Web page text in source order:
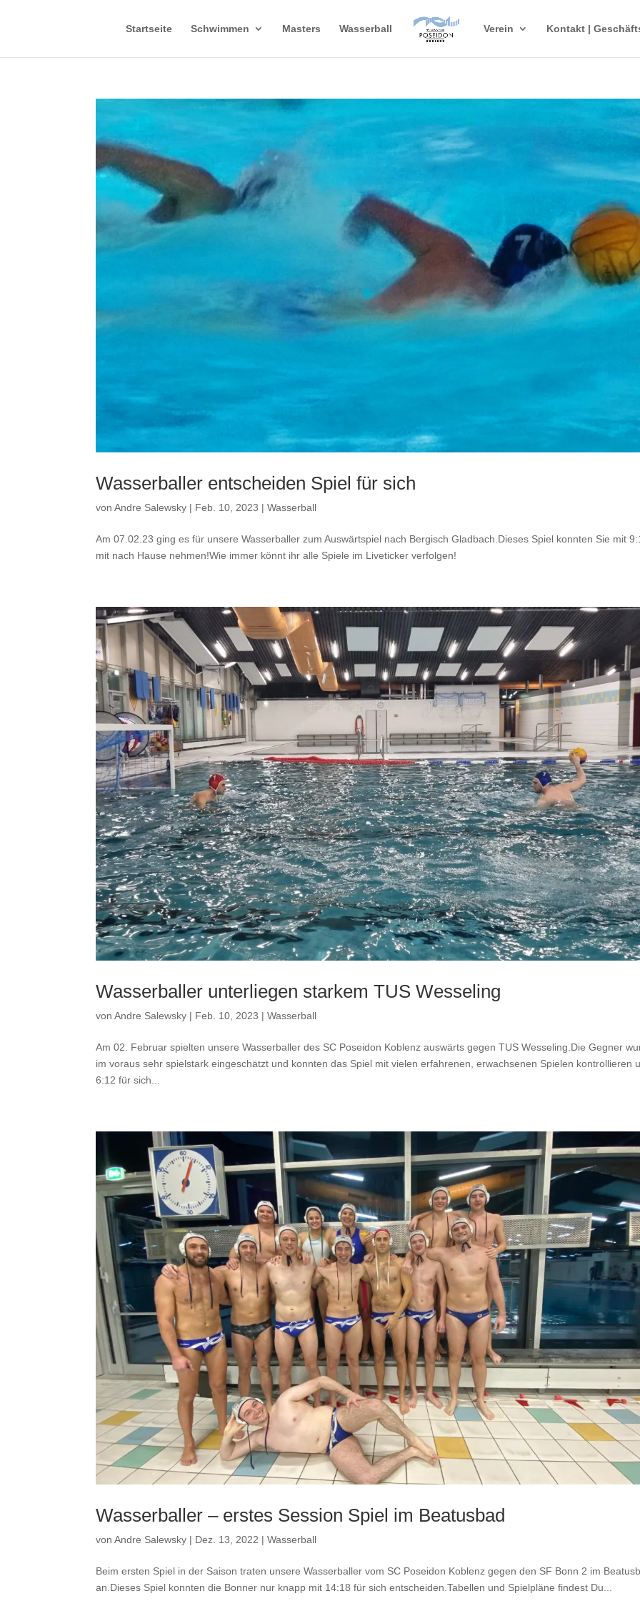
Startseite Schwimmen Masters Wasserball Verein Kontakt |
Wasserballer entscheiden Spiel für sich
vonAndre Salewsky | Feb. 10, 2023 |Wasserball
Am 07.02.23 ging es für unsere Wasserballer zum Auswärtspiel nach Bergisch Gladbach.Dieses Spiel konnten Sie mit
mit nach Hause nehmen!Wie immer könnt ihr alle Spiele im Liveticker verfolgen!
Wasserballer unterliegen starkem TUS Wesseling
vonAndre Salewsky | Feb. 10, 2023 |Wasserball
Am 02. Februar spielten unsere Wasserballer des SC Poseidon Koblenz auswärts gegen TUS Wesseling.Die Gegner
im voraus sehr spielstark eingeschätzt und konnten das Spiel mit vielen erfahrenen, erwachsenen Spielen kontrollieren
6:12 für sich...
Wasserballer – erstes Session Spiel im Beatusbad
vonAndre Salewsky | Dez. 13, 2022 |Wasserball
Beim ersten Spiel in der Saison traten unsere Wasserballer vom SC Poseidon Koblenz gegen den SF Bonn 2 im
an.Dieses Spiel konnten die Bonner nur knapp mit 14:18 für sich entscheiden.Tabellen und Spielpläne findest Du...